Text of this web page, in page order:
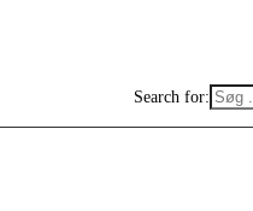
Search for: